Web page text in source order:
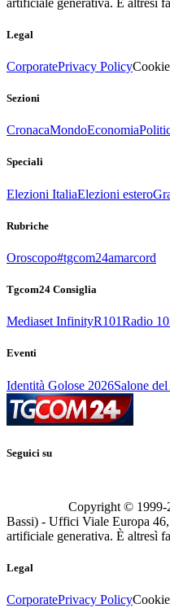
Legal
CorporatePrivacy Policy
Sezioni
CronacaMondoEconomia
Speciali
Elezioni ItaliaElezioni estero
Rubriche
Oroscopo#tgcom24amarcord
Tgcom24 Consiglia
Mediaset InfinityR101Radio
Eventi
Identità Golose 2026Salone
Seguici su
Copyright © 1999-
Bassi) - Uffici Viale Europa
artificiale generativa. È altresì
Legal
CorporatePrivacy Policy